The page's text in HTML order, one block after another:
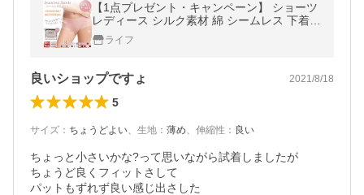
【1点プレゼント・キャンペーン】 ショーツ
レディース シルク素材 綿 シームレス 下着
アイスシルク生地 涼しい パンツ プレーンシ
ョーツ 超盛 ノーマル 女性用
ライフ
良いショップですょ 2021/8/18
5
サイズ ： ちょうどよい、 生地 ： 薄め、 伸縮性 ： 良い
ちょっと小さいかな?って思いながら試着しましたが
ちょうど良くフィットさして
パットもずれず良い感じ出さした